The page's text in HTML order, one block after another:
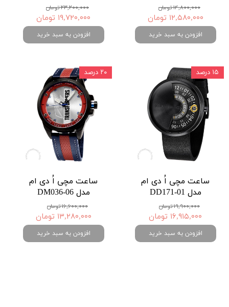
۱۴,۸۰۰,۰۰۰ تومان
۱۲,۵۸۰,۰۰۰ تومان
افزودن به سبد خرید
۲۳,۲۰۰,۰۰۰ تومان
۱۹,۷۲۰,۰۰۰ تومان
افزودن به سبد خرید
ساعت مچی اُ دی ام
مدل DD171-01
۱۹,۹۰۰,۰۰۰ تومان
۱۶,۹۱۵,۰۰۰ تومان
افزودن به سبد خرید
۱۵ درصد
ساعت مچی اُ دی ام
مدل DM036-06
۱۶,۶۰۰,۰۰۰ تومان
۱۳,۲۸۰,۰۰۰ تومان
افزودن به سبد خرید
۲۰ درصد